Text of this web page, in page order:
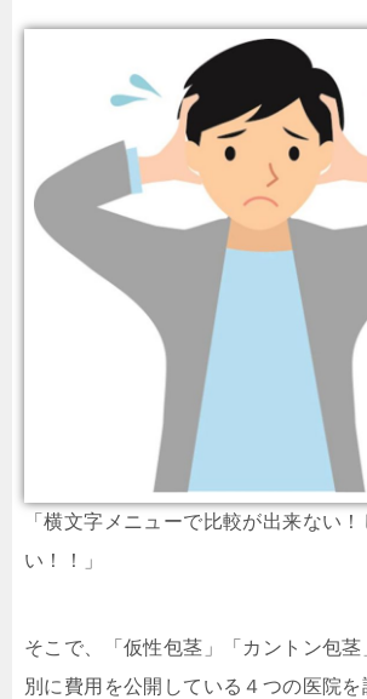
「横文字メニューで比較が出来ない
い！！」
そこで、「仮性包茎」「カントン包茎
別に費用を公開している４つの医院を